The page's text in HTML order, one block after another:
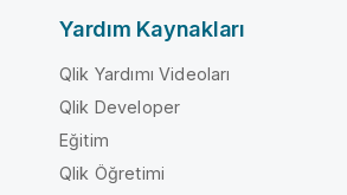
Yardım Kaynakları
Qlik Yardımı Videoları
Qlik Developer
Eğitim
Qlik Öğretimi